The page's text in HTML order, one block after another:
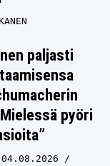
paljasti
pyöri
04.08.2026